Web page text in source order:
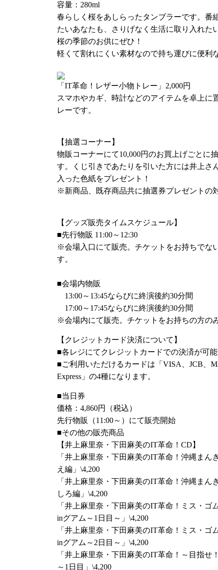
（追記）ドラマCD「ITロワイヤル」がシーサ
場！1月11日（金）発売開始となります。
ドラマCD「ITロワイヤル」商品ページ
DVD「SEASIDE SUMMER FESTIVAL
運動会」
IT革命のお2人も出演した「SEASIDE
ーサイド大運動会」のDVDパッケージが登場
加えて特典のメイキング映像も収録した豪華
ださい！
◆商品名：DVD「SEASIDE WINTER
大運動会」
◆価格：6,000円（税込）
+BONUS TRACK映像）
同DVDは12月23日（日）開催
渡楓のパリパリパーリィ☆合同イベント ～
2018～」
商品の詳細は同特設ページをご覧ください。
「SEASIDE SUMMER FESTIVAL 2018」
井上さんと下田さんも出演いたします！
【イープラス／先着先行】
受付ページ：http://eplus.jp/sssf2018/
受付期間：2018年7月24日（火）12:00～2018
受付ページ：
受付期間：2018年7月28日（土）10:00～
【ローソンチケット（一般発売）】
受付ページ：http://l-tike.com/sssf2018/
受付期間：2018年7月28日（土）10:00～
【イープラス（一般発売）】
受付ページ：
受付期間：2018年7月28日（土）10:00～
「SEASIDE SUMMER FESTIVAL 2018」特設
DVD「SEASIDE WINTER FESTIVAL
IT革命のお2人も出演した「SEASIDE
容量：280ml
春らしく桜をあしらったタンブラーです。番
たいあなたも、さりげなく生活に取り入れた
桜の季節のお供にぜひ！
軽くて割れにくい素材なので持ち運びに便利
「IT革命！レザー小物トレー」2,000円
スマホやカギ、時計などのアイテムを卓上に
レーです。
【抽選コーナー】
物販コーナーにて10,000円のお買上げごとに
す。くじ引きであたりを引いた方には井上さ
入った色紙をプレゼント！
※新商品、既存商品共に抽選券プレゼントの
【グッズ販売タイムスケジュール】
■先行物販 11:00～12:30
※会場入口にて販売。チケットをお持ちでな
す。
■会場内物販
13:00～13:45ならびに終演後約30分間
17:00～17:45ならびに終演後約30分間
※会場内にて販売。チケットをお持ちの方の
【クレジットカード決済について】
■各レジにてクレジットカードでの決済が可
■ご利用いただけるカードは「VISA、JCB、
Express」の4種になります。
■当日券
価格：4,860円（税込）
先行物販（11:00～）にて販売開始
■その他の販売商品
【井上麻里奈・下田麻美のIT革命！CD】
「井上麻里奈・下田麻美のIT革命！沖縄ま
え編」\4,200
「井上麻里奈・下田麻美のIT革命！沖縄ま
しろ編」\4,200
「井上麻里奈・下田麻美のIT革命！ミス・ゴ
inグアム～1日目～」\4,200
「井上麻里奈・下田麻美のIT革命！ミス・ゴ
inグアム～2日目～」\4,200
「井上麻里奈・下田麻美のIT革命！～目指せ
～1日目」\4,200